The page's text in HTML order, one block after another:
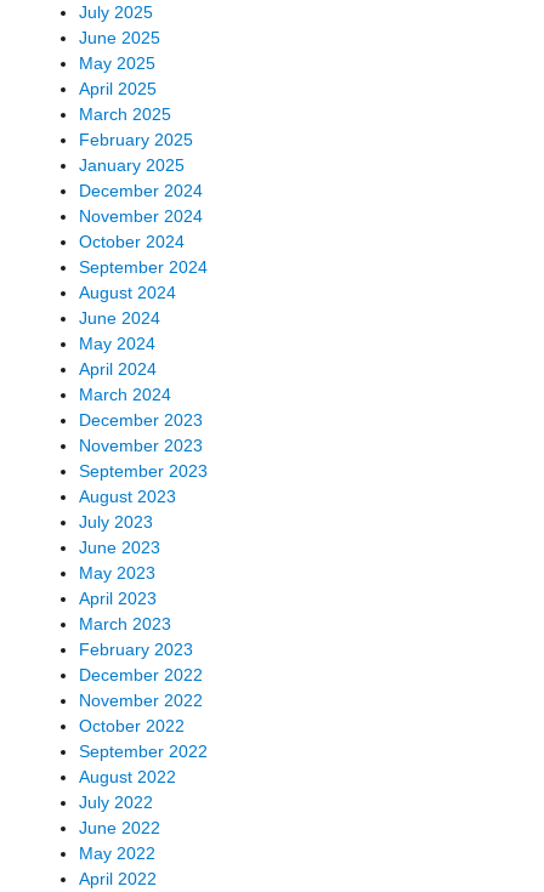
July 2025
June 2025
May 2025
April 2025
March 2025
February 2025
January 2025
December 2024
November 2024
October 2024
September 2024
August 2024
June 2024
May 2024
April 2024
March 2024
December 2023
November 2023
September 2023
August 2023
July 2023
June 2023
May 2023
April 2023
March 2023
February 2023
December 2022
November 2022
October 2022
September 2022
August 2022
July 2022
June 2022
May 2022
April 2022